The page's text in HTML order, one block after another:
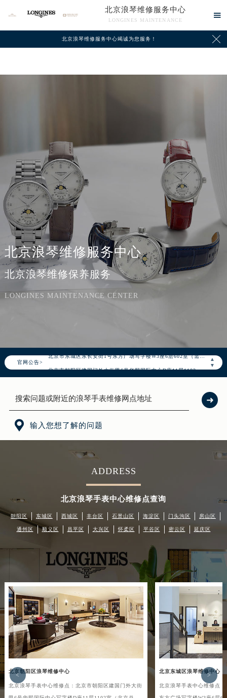
官网公告>
▼
2026年8月浪琴北京市售后服务网络优化升级公告
2026年8月浪琴售后服务中心最新网点地址：
北京浪琴维修服务中心
LONGINES MAINTENANCE

北京浪琴维修服务中心竭诚为您服务！ 
北京浪琴维修服务中心
北京浪琴维修保养服务
LONGINES MAINTENANCE CENTER
官网公告>
▲
▼
2026年8月北京市浪琴官方售后客户服务热线：400-995-7728
北京市朝阳区建国门外大街甲6号华熙国际中心写字楼D座11层1102室（北京总部）（需提前预约）
 输入您想了解的问题
ADDRESS
北京浪琴手表中心维修点查询
朝阳区 东城区 西城区 丰台区 石景山区 海淀区 门头沟区 房山区
通州区 顺义区 昌平区 大兴区 怀柔区 平谷区 密云区 延庆区
北京朝阳区浪琴维修中心
北京浪琴手表中心维修点：北京市朝阳区建国门外大街
北京东城区浪琴维修中心
北京浪琴手表中心维修点
>
<